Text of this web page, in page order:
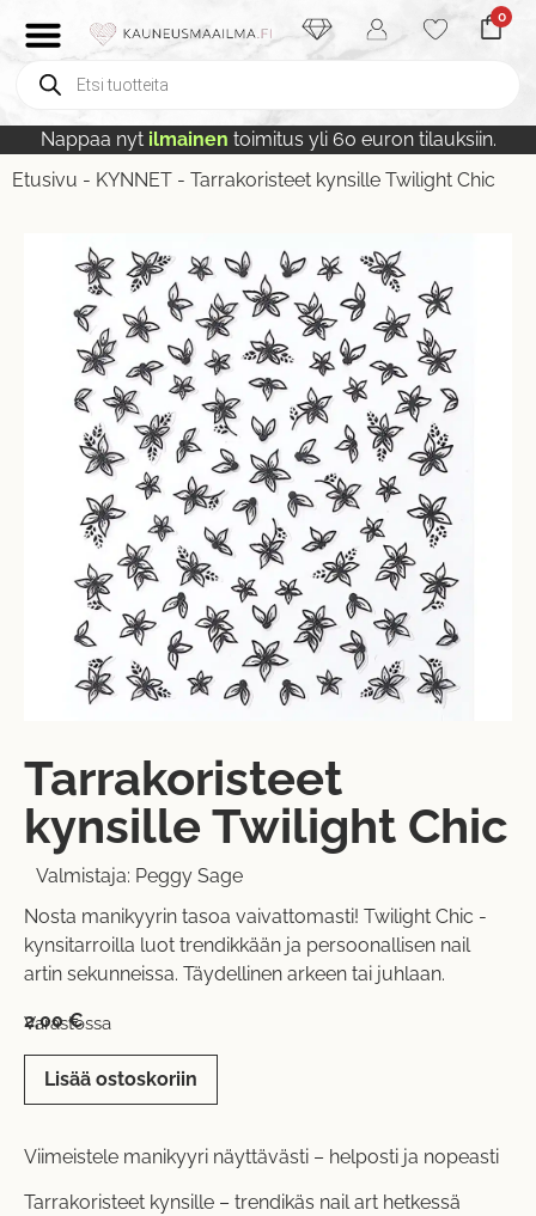
0
Nappaa nyt ilmainen toimitus yli 60 euron tilauksiin.
Etusivu - KYNNET - Tarrakoristeet kynsille Twilight Chic
Tarrakoristeet
kynsille Twilight Chic
Valmistaja: Peggy Sage
Nosta manikyyrin tasoa vaivattomasti! Twilight Chic -
kynsitarroilla luot trendikkään ja persoonallisen nail
artin sekunneissa. Täydellinen arkeen tai juhlaan.
2,00€
Varastossa
Lisää ostoskoriin
Viimeistele manikyyri näyttävästi – helposti ja nopeasti
Tarrakoristeet kynsille – trendikäs nail art hetkessä